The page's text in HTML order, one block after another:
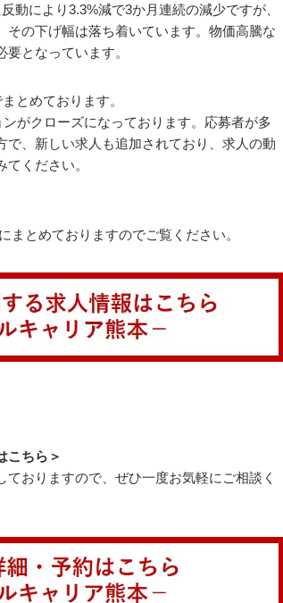
動により3.3%減で3か月連続の減少ですが、
の下げ幅は落ち着いています。物価高騰な
となっています。
とめております。
がクローズになっております。応募者が多
で、新しい求人も追加されており、求人の動
ください。
とめておりますのでご覧ください。
こちら＞
おりますので、ぜひ一度お気軽にご相談く